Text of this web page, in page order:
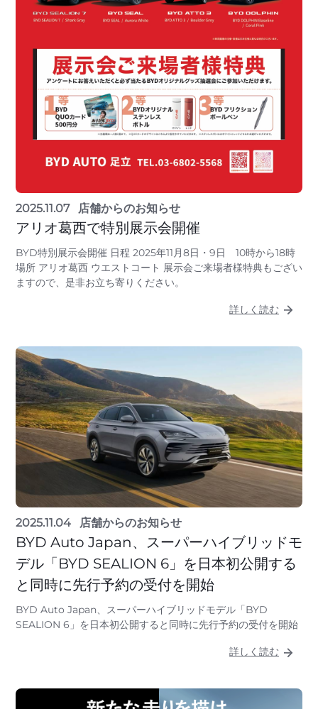
2025.11.07 店舗からのお知らせ
アリオ葛西で特別展示会開催
BYD特別展示会開催 日程 2025年11月8日・9日 10時から18時
場所 アリオ葛西 ウエストコート 展示会ご来場者様特典もござい
ますので、是非お立ち寄りください。
詳しく読む
2025.11.04 店舗からのお知らせ
BYD Auto Japan、スーパーハイブリッドモ
デル「BYD SEALION 6」を日本初公開する
と同時に先行予約の受付を開始
BYD Auto Japan、スーパーハイブリッドモデル「BYD
SEALION 6」を日本初公開すると同時に先行予約の受付を開始
詳しく読む